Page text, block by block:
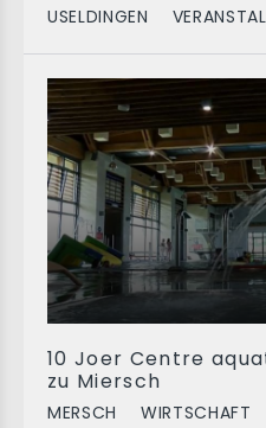
USELDINGEN
10 Joer Centre
zu Miersch
MERSCH WIRTSCHAFT